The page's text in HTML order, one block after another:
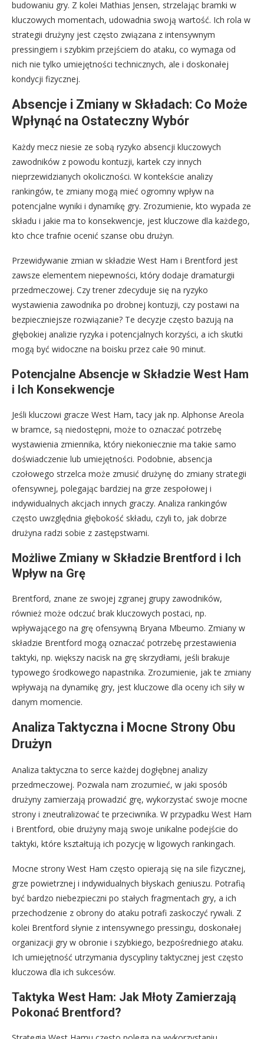
budowaniu gry. Z kolei Mathias Jensen, strzelając bramki w
kluczowych momentach, udowadnia swoją wartość. Ich rola w
strategii drużyny jest często związana z intensywnym
pressingiem i szybkim przejściem do ataku, co wymaga od
nich nie tylko umiejętności technicznych, ale i doskonałej
kondycji fizycznej.
Absencje i Zmiany w Składach: Co Może
Wpłynąć na Ostateczny Wybór
Każdy mecz niesie ze sobą ryzyko absencji kluczowych
zawodników z powodu kontuzji, kartek czy innych
nieprzewidzianych okoliczności. W kontekście analizy
rankingów, te zmiany mogą mieć ogromny wpływ na
potencjalne wyniki i dynamikę gry. Zrozumienie, kto wypada ze
składu i jakie ma to konsekwencje, jest kluczowe dla każdego,
kto chce trafnie ocenić szanse obu drużyn.
Przewidywanie zmian w składzie West Ham i Brentford jest
zawsze elementem niepewności, który dodaje dramaturgii
przedmeczowej. Czy trener zdecyduje się na ryzyko
wystawienia zawodnika po drobnej kontuzji, czy postawi na
bezpieczniejsze rozwiązanie? Te decyzje często bazują na
głębokiej analizie ryzyka i potencjalnych korzyści, a ich skutki
mogą być widoczne na boisku przez całe 90 minut.
Potencjalne Absencje w Składzie West Ham
i Ich Konsekwencje
Jeśli kluczowi gracze West Ham, tacy jak np. Alphonse Areola
w bramce, są niedostępni, może to oznaczać potrzebę
wystawienia zmiennika, który niekoniecznie ma takie samo
doświadczenie lub umiejętności. Podobnie, absencja
czołowego strzelca może zmusić drużynę do zmiany strategii
ofensywnej, polegając bardziej na grze zespołowej i
indywidualnych akcjach innych graczy. Analiza rankingów
często uwzględnia głębokość składu, czyli to, jak dobrze
drużyna radzi sobie z zastępstwami.
Możliwe Zmiany w Składzie Brentford i Ich
Wpływ na Grę
Brentford, znane ze swojej zgranej grupy zawodników,
również może odczuć brak kluczowych postaci, np.
wpływającego na grę ofensywną Bryana Mbeumo. Zmiany w
składzie Brentford mogą oznaczać potrzebę przestawienia
taktyki, np. większy nacisk na grę skrzydłami, jeśli brakuje
typowego środkowego napastnika. Zrozumienie, jak te zmiany
wpływają na dynamikę gry, jest kluczowe dla oceny ich siły w
danym momencie.
Analiza Taktyczna i Mocne Strony Obu
Drużyn
Analiza taktyczna to serce każdej dogłębnej analizy
przedmeczowej. Pozwala nam zrozumieć, w jaki sposób
drużyny zamierzają prowadzić grę, wykorzystać swoje mocne
strony i zneutralizować te przeciwnika. W przypadku West Ham
i Brentford, obie drużyny mają swoje unikalne podejście do
taktyki, które kształtują ich pozycję w ligowych rankingach.
Mocne strony West Ham często opierają się na sile fizycznej,
grze powietrznej i indywidualnych błyskach geniuszu. Potrafią
być bardzo niebezpieczni po stałych fragmentach gry, a ich
przechodzenie z obrony do ataku potrafi zaskoczyć rywali. Z
kolei Brentford słynie z intensywnego pressingu, doskonałej
organizacji gry w obronie i szybkiego, bezpośredniego ataku.
Ich umiejętność utrzymania dyscypliny taktycznej jest często
kluczowa dla ich sukcesów.
Taktyka West Ham: Jak Młoty Zamierzają
Pokonać Brentford?